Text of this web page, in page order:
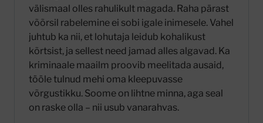
välismaal olles rahulikult magada. Raha pärast
võõrsil rabelemine ei sobi igale inimesele. Vahel
juhtub ka nii, et lohutaja leidub kohalikust
kõrtsist, ja sellest need jamad alles algavad. Ka
kriminaale maailm proovib meelitada ausaid,
tööle tulnud mehi oma kleepuvasse
võrgustikku. Soome on lihtne minna, aga seal
on raske olla – nii usub vanarahvas.